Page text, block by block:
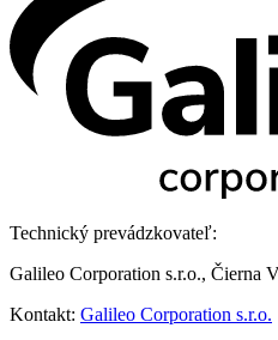
Technický prevádzkovateľ:
Galileo Corporation s.r.o., Čierna
Kontakt: Galileo Corporation s.r.o.